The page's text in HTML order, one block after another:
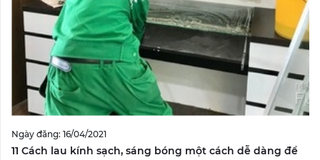
Ngày đăng: 16/04/2021
11 Cách lau kính sạch, sáng bóng một cách dễ dàng để